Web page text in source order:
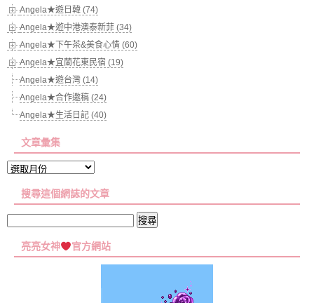
Angela★遊日韓 (74)
Angela★遊中港澳泰新菲 (34)
Angela★下午茶&美食心情 (60)
Angela★宜蘭花東民宿 (19)
Angela★遊台灣 (14)
Angela★合作邀稿 (24)
Angela★生活日記 (40)
文章彙集
文
彙
搜尋這個網誌的文章
關
亮亮女神 官方網站